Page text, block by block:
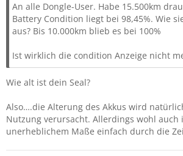
An alle Dongle-User. Habe 15.500km
Battery Condition liegt bei 98,45%. Wie
aus? Bis 10.000km blieb es bei 100%
Ist wirklich die condition Anzeige nicht
Wie alt ist dein Seal?
Also….die Alterung des Akkus wird
Nutzung verursacht. Allerdings wohl auch
unerheblichem Maße einfach durch die